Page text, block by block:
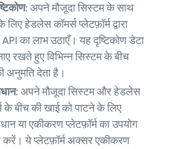
अपने मौजूदा सिस्टम के साथ
हेडलेस कॉमर्स प्लेटफ़ॉर्म द्वारा
का लाभ उठाएँ। यह दृष्टिकोण डेटा
रखते हुए विभिन्न सिस्टम के बीच
अनुमति देता है।
अपने मौजूदा सिस्टम और हेडलेस
के बीच की खाई को पाटने के लिए
या एकीकरण प्लेटफ़ॉर्म का उपयोग
करें। ये प्लेटफ़ॉर्म अक्सर एकीकरण